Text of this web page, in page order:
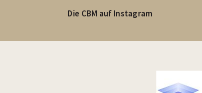
Die CBM auf Instagram